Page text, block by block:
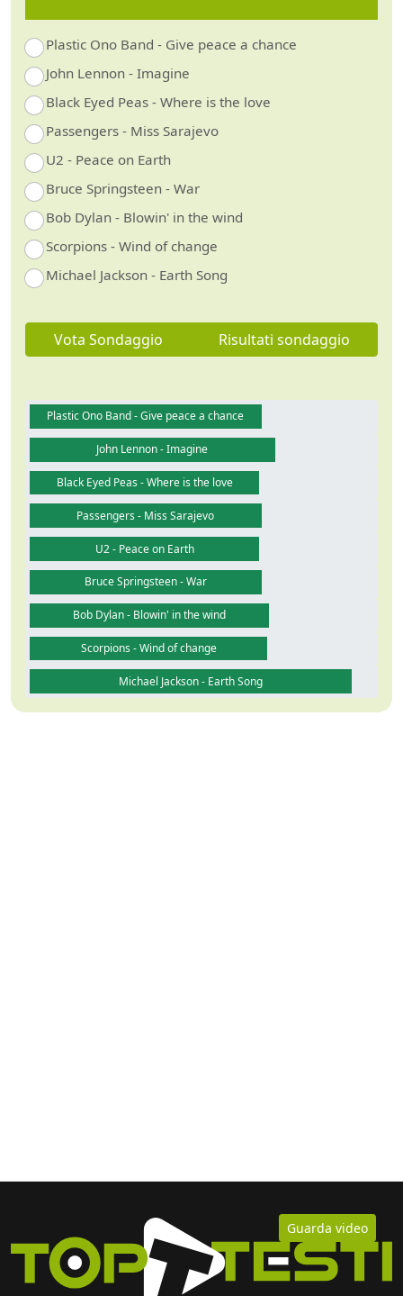
Guarda video
Plastic Ono Band - Give peace a chance
John Lennon - Imagine
Black Eyed Peas - Where is the love
Passengers - Miss Sarajevo
U2 - Peace on Earth
Bruce Springsteen - War
Bob Dylan - Blowin' in the wind
Scorpions - Wind of change
Michael Jackson - Earth Song
Vota Sondaggio Risultati sondaggio
Plastic Ono Band - Give peace a chance
John Lennon - Imagine
Black Eyed Peas - Where is the love
Passengers - Miss Sarajevo
U2 - Peace on Earth
Bruce Springsteen - War
Bob Dylan - Blowin' in the wind
Scorpions - Wind of change
Michael Jackson - Earth Song